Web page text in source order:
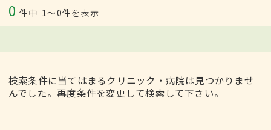
0 件中 1〜0件を表示
検索条件に当てはまるクリニック・病院は見つかりませ
んでした。再度条件を変更して検索して下さい。